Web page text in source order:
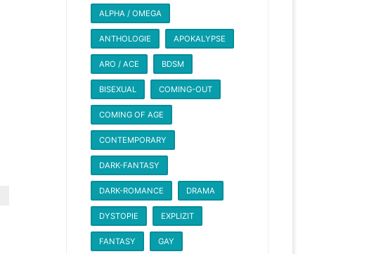
ALPHA / OMEGA
ANTHOLOGIE APOKALYPSE
ARO / ACE BDSM
BISEXUAL COMING-OUT
COMING OF AGE
CONTEMPORARY
DARK-FANTASY
DARK-ROMANCE DRAMA
DYSTOPIE EXPLIZIT
FANTASY GAY